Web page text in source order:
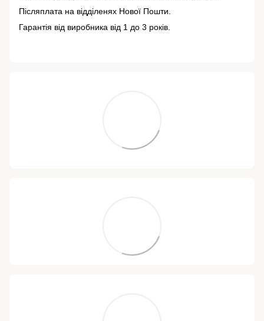
Післяплата на відділенях Нової Пошти.
Гарантія від виробника від 1 до 3 років.